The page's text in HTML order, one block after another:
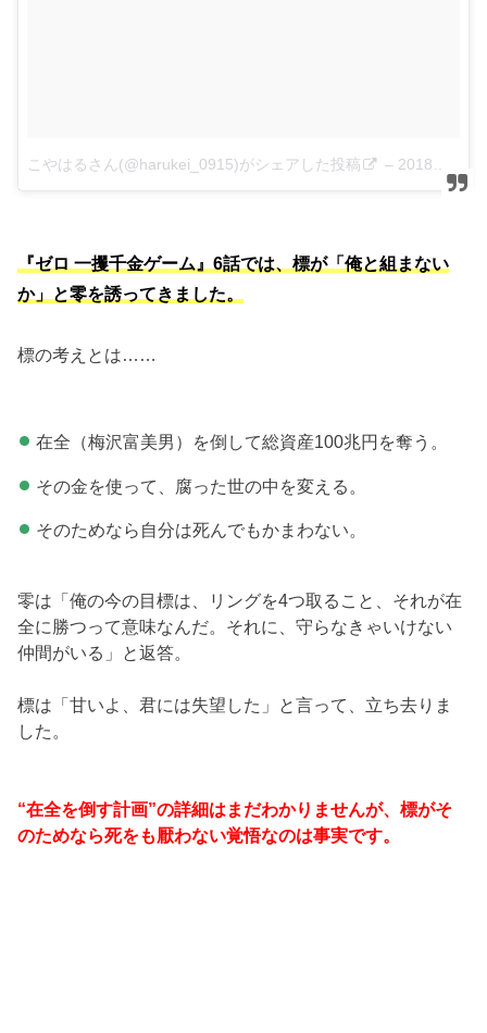
こやはるさん(@harukei_0915)がシェアした投稿 – 2018年 8月月19日午前8時04分PDT
『ゼロ 一攫千金ゲーム』6話では、標が「俺と組まない
か」と零を誘ってきました。
標の考えとは……
在全（梅沢富美男）を倒して総資産100兆円を奪う。
その金を使って、腐った世の中を変える。
そのためなら自分は死んでもかまわない。
零は「俺の今の目標は、リングを4つ取ること、それが在
全に勝つって意味なんだ。それに、守らなきゃいけない
仲間がいる」と返答。
標は「甘いよ、君には失望した」と言って、立ち去りま
した。
“在全を倒す計画”の詳細はまだわかりませんが、標がそ
のためなら死をも厭わない覚悟なのは事実です。